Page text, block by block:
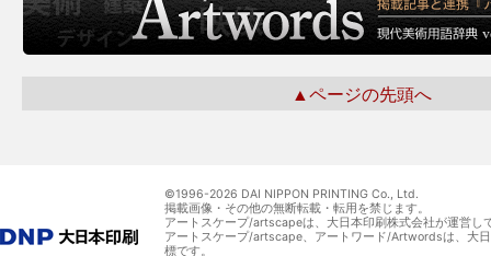
▲ページの先頭へ
©1996-2026 DAI NIPPON PRINTING Co., Ltd.
掲載画像・その他の無断転載・転用を禁じます。
アートスケープ/artscapeは、大日本印刷株式会社が運営し
アートスケープ/artscape、アートワード/Artwordsは、大
標です。